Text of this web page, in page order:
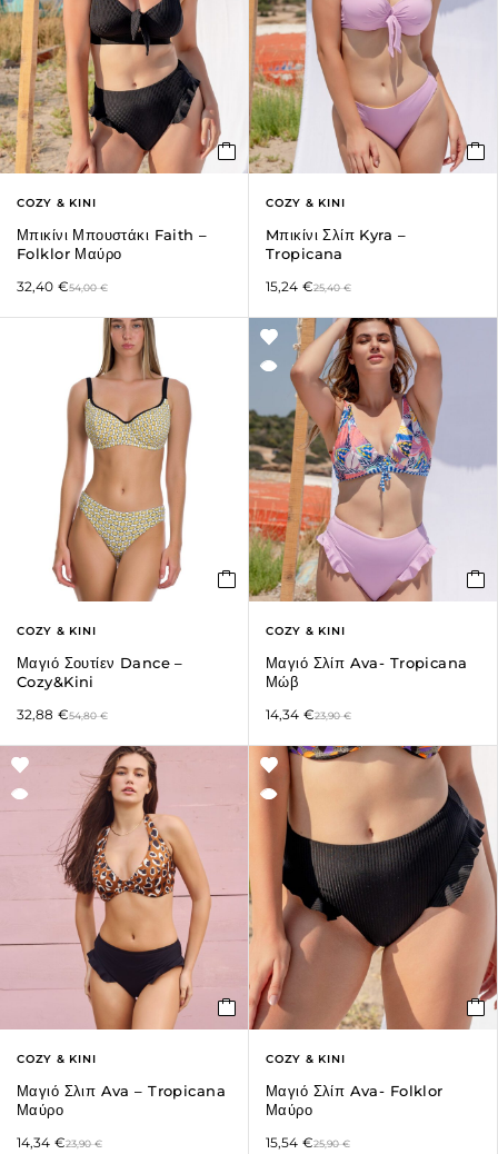
COZY & KINI
Μπικίνι Μπουστάκι Faith –
Folklor Μαύρο
54,00€
32,40 €
COZY & KINI
Mπικίνι Σλίπ Kyra –
Tropicana
25,40€
15,24 €
COZY & KINI
Μαγιό Σουτίεν Dance –
Cozy&Kini
54,80€
32,88 €
COZY & KINI
Μαγιό Σλίπ Ava- Tropicana
Μώβ
23,90€
14,34 €
COZY & KINI
Μαγιό Σλιπ Ava – Tropicana
Μαύρο
23,90€
14,34 €
COZY & KINI
Μαγιό Σλίπ Ava- Folklor
Μαύρο
25,90€
15,54 €